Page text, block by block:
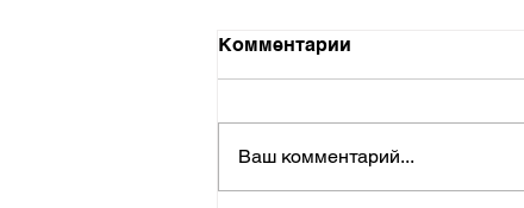
Комментарии
Ваш комментарий...